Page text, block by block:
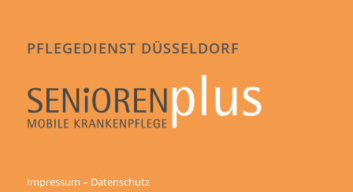
PFLEGEDIENST DÜSSELDORF
Impressum – Datenschutz